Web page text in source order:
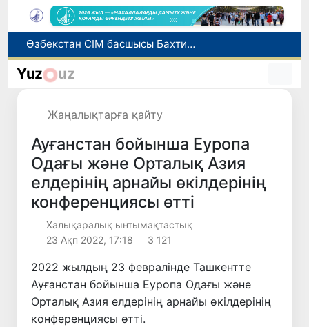
Грекияда өрт сөндіру тікұшақтарының соқтығысуынан екі адам қаза тапты
Әлемдік биржаларда мұнай бағасы төмендеді
Yuz uz
Жаңалықтарға қайту
Ауғанстан бойынша Еуропа
Одағы және Орталық Азия
елдерінің арнайы өкілдерінің
конференциясы өтті
Халықаралық ынтымақтастық
23 Ақп 2022, 17:18
3 121
2022 жылдың 23 февралінде Ташкентте
Ауғанстан бойынша Еуропа Одағы және
Орталық Азия елдерінің арнайы өкілдерінің
конференциясы өтті.